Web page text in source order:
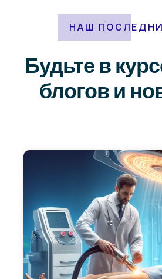
НАШ
Будьте в
блогов и